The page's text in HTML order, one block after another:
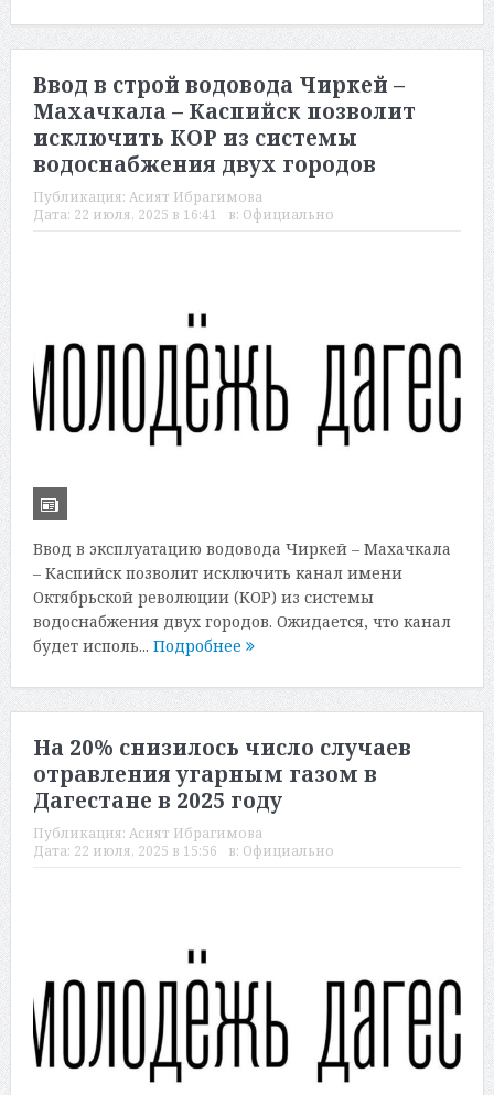
Ввод в строй водовода Чиркей –
Махачкала – Каспийск позволит
исключить КОР из системы
водоснабжения двух городов
Публикация: Асият Ибрагимова
Дата: 22 июля, 2025 в 16:41 в: Официально
Ввод в эксплуатацию водовода Чиркей – Махачкала
– Каспийск позволит исключить канал имени
Октябрьской революции (КОР) из системы
водоснабжения двух городов. Ожидается, что канал
будет исполь... Подробнее
На 20% снизилось число случаев
отравления угарным газом в
Дагестане в 2025 году
Публикация: Асият Ибрагимова
Дата: 22 июля, 2025 в 15:56 в: Официально